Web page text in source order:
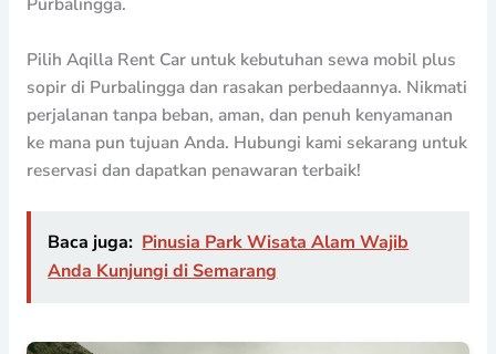
Pilih Aqilla Rent Car untuk kebutuhan sewa mobil plus
sopir di Purbalingga dan rasakan perbedaannya. Nikmati
perjalanan tanpa beban, aman, dan penuh kenyamanan
ke mana pun tujuan Anda. Hubungi kami sekarang untuk
reservasi dan dapatkan penawaran terbaik!
Baca juga: Pinusia Park Wisata Alam Wajib
Anda Kunjungi di Semarang